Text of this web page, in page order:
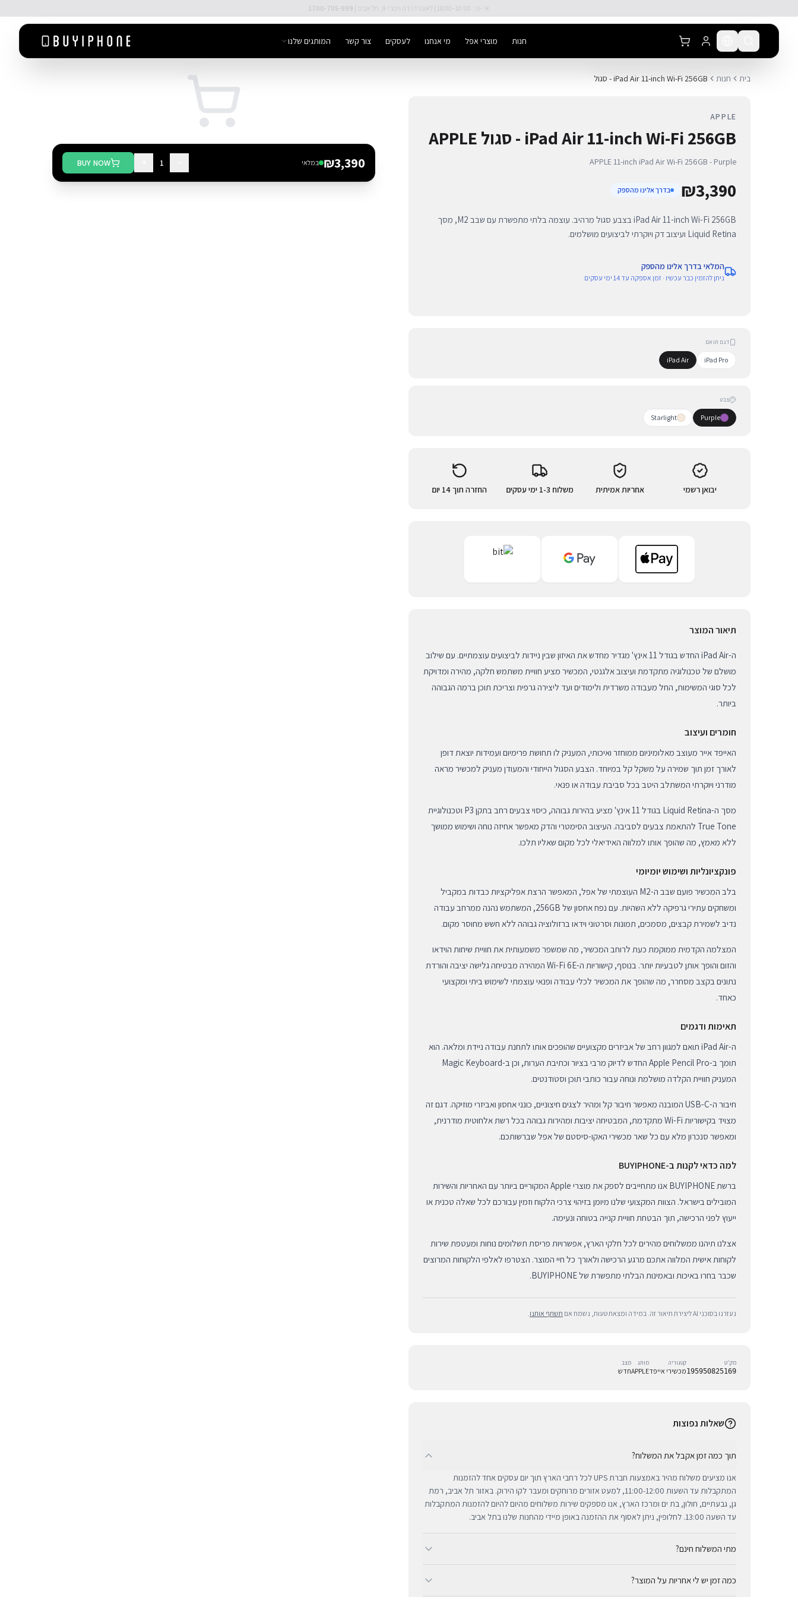
🚚 משלוח מהיר חינם מעל ₪300
חנות מוצרי אפל מי אנחנו לעסקים צור קשר המותגים שלנו
₪3,390 במלאי 1
BUY NOW
בית חנות iPad Air 11-inch Wi-Fi 256GB - סגול
APPLE
iPad Air 11-inch Wi-Fi 256GB - סגול APPLE
APPLE 11-inch iPad Air Wi-Fi 256GB - Purple
₪3,390 בדרך אלינו מהספק
iPad Air 11-inch Wi-Fi 256GB בצבע סגול מרהיב. עוצמה בלתי מתפשרת עם שבב M2, מסך
Liquid Retina ועיצוב דק ויוקרתי לביצועים מושלמים.
המלאי בדרך אלינו מהספק
ניתן להזמין כבר עכשיו · זמן אספקה עד 14 ימי עסקים
דגם תואם
iPad Pro
iPad Air
צבע
Purple
Starlight
יבואן רשמי אחריות אמיתית משלוח 1-3 ימי עסקים החזרה תוך 14 יום
תיאור המוצר
ה-iPad Air החדש בגודל 11 אינץ' מגדיר מחדש את האיזון שבין ניידות לביצועים עוצמתיים. עם שילוב
מושלם של טכנולוגיה מתקדמת ועיצוב אלגנטי, המכשיר מציע חוויית משתמש חלקה, מהירה ומדויקת
לכל סוגי המשימות, החל מעבודה משרדית ולימודים ועד ליצירה גרפית וצריכת תוכן ברמה הגבוהה
ביותר.
חומרים ועיצוב
האייפד אייר מעוצב מאלומיניום ממוחזר ואיכותי, המעניק לו תחושת פרימיום ועמידות יוצאת דופן
לאורך זמן תוך שמירה על משקל קל במיוחד. הצבע הסגול הייחודי והמעודן מעניק למכשיר מראה
מודרני ויוקרתי המשתלב היטב בכל סביבת עבודה או פנאי.
מסך ה-Liquid Retina בגודל 11 אינץ' מציע בהירות גבוהה, כיסוי צבעים רחב בתקן P3 וטכנולוגיית
True Tone להתאמת צבעים לסביבה. העיצוב הסימטרי והדק מאפשר אחיזה נוחה ושימוש ממושך
ללא מאמץ, מה שהופך אותו למלווה האידיאלי לכל מקום שאליו תלכו.
פונקציונליות ושימוש יומיומי
בלב המכשיר פועם שבב ה-M2 העוצמתי של אפל, המאפשר הרצת אפליקציות כבדות במקביל
ומשחקים עתירי גרפיקה ללא השהיות. עם נפח אחסון של 256GB, המשתמש נהנה ממרחב עבודה
נדיב לשמירת קבצים, מסמכים, תמונות וסרטוני וידאו ברזולוציה גבוהה ללא חשש מחוסר מקום.
המצלמה הקדמית ממוקמת כעת לרוחב המכשיר, מה שמשפר משמעותית את חוויית שיחות הוידאו
והזום והופך אותן לטבעיות יותר. בנוסף, קישוריות ה-Wi-Fi 6E המהירה מבטיחה גלישה יציבה והורדת
נתונים בקצב מסחרר, מה שהופך את המכשיר לכלי עבודה ופנאי עוצמתי לשימוש ביתי ומקצועי
כאחד.
תאימות ודגמים
ה-iPad Air תואם למגוון רחב של אביזרים מקצועיים שהופכים אותו לתחנת עבודה ניידת ומלאה. הוא
תומך ב-Apple Pencil Pro החדש לדיוק מרבי בציור וכתיבת הערות, וכן ב-Magic Keyboard
המעניק חוויית הקלדה מושלמת ונוחה עבור כותבי תוכן וסטודנטים.
חיבור ה-USB-C המובנה מאפשר חיבור קל ומהיר לצגים חיצוניים, כונני אחסון ואביזרי מוזיקה. דגם זה
מצויד בקישוריות Wi-Fi מתקדמת, המבטיחה יציבות ומהירות גבוהה בכל רשת אלחוטית מודרנית,
ומאפשר סנכרון מלא עם כל שאר מכשירי האקו-סיסטם של אפל שברשותכם.
למה כדאי לקנות ב-BUYIPHONE
ברשת BUYIPHONE אנו מתחייבים לספק את מוצרי Apple המקוריים ביותר עם האחריות והשירות
המובילים בישראל. הצוות המקצועי שלנו מיומן בזיהוי צרכי הלקוח וזמין עבורכם לכל שאלה טכנית או
ייעוץ לפני הרכישה, תוך הבטחת חוויית קנייה בטוחה ונעימה.
אצלנו תיהנו ממשלוחים מהירים לכל חלקי הארץ, אפשרויות פריסת תשלומים נוחות ומעטפת שירות
לקוחות אישית המלווה אתכם מרגע הרכישה ולאורך כל חיי המוצר. הצטרפו לאלפי הלקוחות המרוצים
שכבר בחרו באיכות ובאמינות הבלתי מתפשרת של BUYIPHONE.
נעזרנו בסוכני AI ליצירת תיאור זה. במידה ומצאת טעות, נשמח אם תשתף אותנו.
מק״ט
195950825169
קטגוריה
מכשירי אייפד
מותג
APPLE
מצב
חדש
שאלות נפוצות
תוך כמה זמן אקבל את המשלוח?
אנו מציעים משלוח מהיר באמצעות חברת UPS לכל רחבי הארץ תוך יום עסקים אחד להזמנות
המתקבלות עד השעות 11:00-12:00, למעט אזורים מרוחקים ומעבר לקו הירוק. באזור תל אביב, רמת
גן, גבעתיים, חולון, בת ים ומרכז הארץ, אנו מספקים שירות משלוחים מהיום להיום להזמנות המתקבלות
עד השעה 13:00. לחלופין, ניתן לאסוף את ההזמנה באופן מיידי מהחנות שלנו בתל אביב.
מתי המשלוח חינם?
באמצעות חברת UPS, חברת המשלוחים המובילה והאמינה בישראל. עבור רכישות בסכום נמוךכמה זמן יש לי אחריות על המוצר?